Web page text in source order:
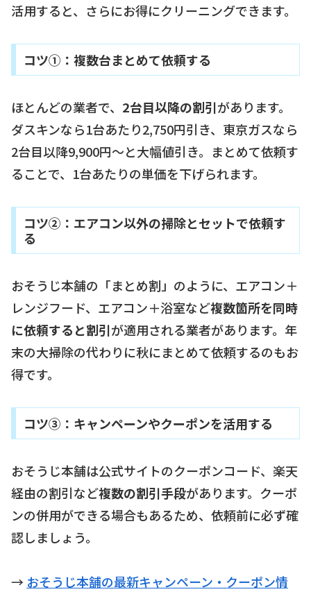
活用すると、さらにお得にクリーニングできます。
コツ①：複数台まとめて依頼する
ほとんどの業者で、 2台目以降の割引があります。
ダスキンなら1台あたり2,750円引き、東京ガスなら
2台目以降9,900円〜と大幅値引き。まとめて依頼す
ることで、1台あたりの単価を下げられます。
コツ②：エアコン以外の掃除とセットで依頼す
る
おそうじ本舗の「まとめ割」のように、エアコン＋
レンジフード、エアコン＋浴室など複数箇所を同時
に依頼すると割引が適用される業者があります。年
末の大掃除の代わりに秋にまとめて依頼するのもお
得です。
コツ③：キャンペーンやクーポンを活用する
おそうじ本舗は公式サイトのクーポンコード、楽天
経由の割引など複数の割引手段があります。クーポ
ンの併用ができる場合もあるため、依頼前に必ず確
認しましょう。
→ おそうじ本舗の最新キャンペーン・クーポン情